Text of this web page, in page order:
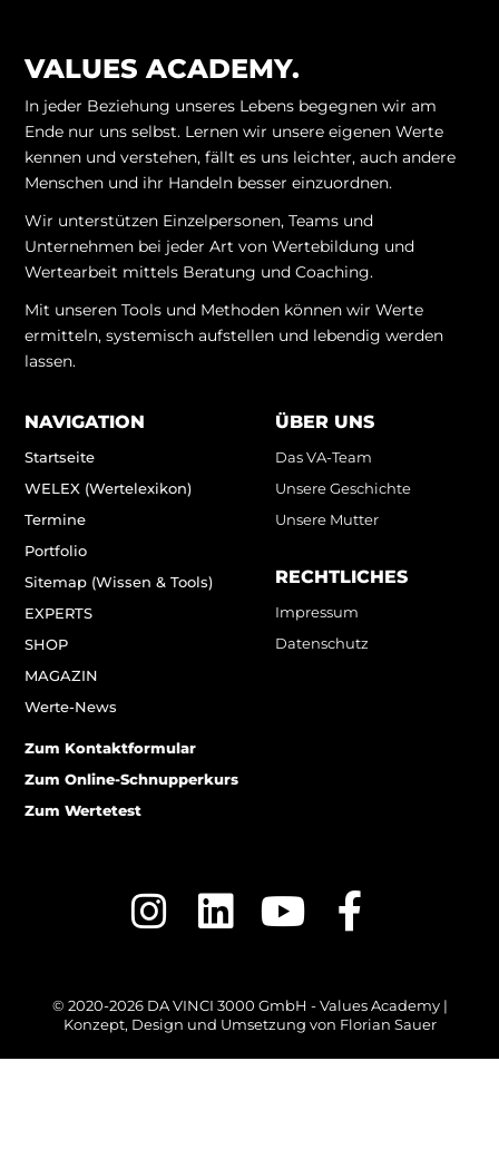
VALUES ACADEMY.
In jeder Beziehung unseres Lebens begegnen wir am
Ende nur uns selbst. Lernen wir unsere eigenen Werte
kennen und verstehen, fällt es uns leichter, auch andere
Menschen und ihr Handeln besser einzuordnen.
Wir unterstützen Einzelpersonen, Teams und
Unternehmen bei jeder Art von Wertebildung und
Wertearbeit mittels Beratung und Coaching.
Mit unseren Tools und Methoden können wir Werte
ermitteln, systemisch aufstellen und lebendig werden
lassen.
NAVIGATION
Startseite
WELEX (Wertelexikon)
Termine
Portfolio
Sitemap (Wissen & Tools)
EXPERTS
SHOP
MAGAZIN
Werte-News
Zum Kontaktformular
Zum Online-Schnupperkurs
Zum Wertetest
ÜBER UNS
Das VA-Team
Unsere Geschichte
Unsere Mutter
RECHTLICHES
Impressum
Datenschutz
© 2020-2026 DA VINCI 3000 GmbH - Values Academy |
Konzept, Design und Umsetzung von Florian Sauer